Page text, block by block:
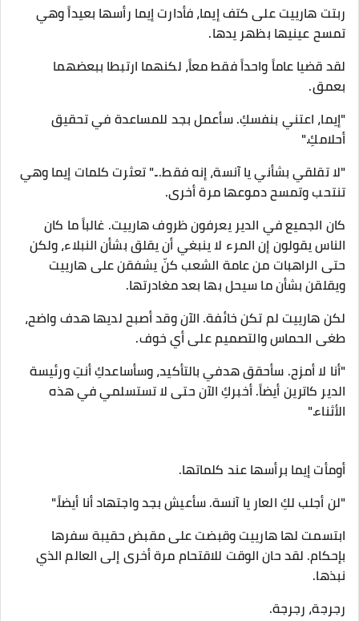
ربتت هارييت على كتف إيما، فأدارت إيما رأسها بعيداً وهي
تمسح عينيها بظهر يدها.
​لقد قضيا عاماً واحداً فقط معاً، لكنهما ارتبطا ببعضهما
بعمق.
"إيما، اعتني بنفسكِ. سأعمل بجد للمساعدة في تحقيق
أحلامكِ."
"لا تقلقي بشأني يا آنسة، إنه فقط..." تعثرت كلمات إيما وهي
تنتحب وتمسح دموعها مرة أخرى.
​كان الجميع في الدير يعرفون ظروف هارييت. غالباً ما كان
الناس يقولون إن المرء لا ينبغي أن يقلق بشأن النبلاء، ولكن
حتى الراهبات من عامة الشعب كنّ يشفقن على هارييت
ويقلقن بشأن ما سيحل بها بعد مغادرتها.
لكن هارييت لم تكن خائفة. الآن وقد أصبح لديها هدف واضح،
طغى الحماس والتصميم على أي خوف.
​"أنا لا أمزح. سأحقق هدفي بالتأكيد، وسأساعدكِ أنتِ ورئيسة
الدير كاترين أيضاً. أخبركِ الآن حتى لا تستسلمي في هذه
الأثناء."
أومأت إيما برأسها عند كلماتها.
"لن أجلب لكِ العار يا آنسة. سأعيش بجد واجتهاد أنا أيضاً."
ابتسمت لها هارييت وقبضت على مقبض حقيبة سفرها
بإحكام. لقد حان الوقت للاقتحام مرة أخرى إلى العالم الذي
نبذها.
​رجرجة، رجرجة.